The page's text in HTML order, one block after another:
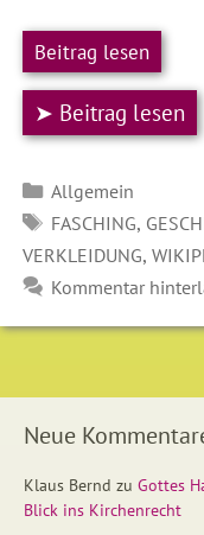
Beitrag lesen
➤ Beitrag lesen
Kategorien
Allgemein
SCHLAGWÖRTER
FASCHING,
VERKLEIDUNG,
Kommentar
Neue
Klaus Bernd zu Gottes
Blick ins Kirchenrecht